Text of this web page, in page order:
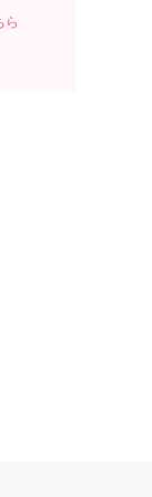
ら